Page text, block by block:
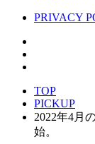
PRIVACY
TOP
PICKUP
2022年4月
始。